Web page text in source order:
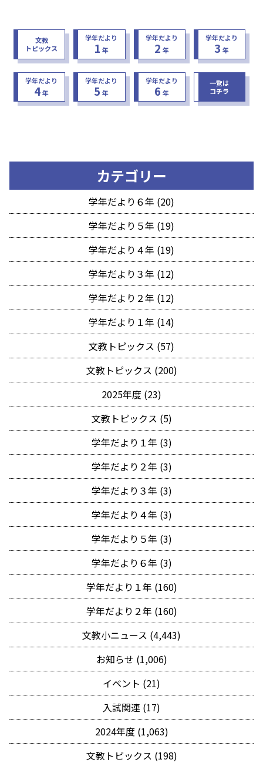
文教
トピックス
学年だより
1 年
学年だより
2 年
学年だより
3 年
学年だより
4年
学年だより
5 年
学年だより
6 年
一覧は
コチラ
カテゴリー
学年だより６年 (20)
学年だより５年 (19)
学年だより４年 (19)
学年だより３年 (12)
学年だより２年 (12)
学年だより１年 (14)
文教トピックス (57)
文教トピックス (200)
2025年度 (23)
文教トピックス (5)
学年だより１年 (3)
学年だより２年 (3)
学年だより３年 (3)
学年だより４年 (3)
学年だより５年 (3)
学年だより６年 (3)
学年だより１年 (160)
学年だより２年 (160)
文教小ニュース (4,443)
お知らせ (1,006)
イベント (21)
入試関連 (17)
2024年度 (1,063)
文教トピックス (198)